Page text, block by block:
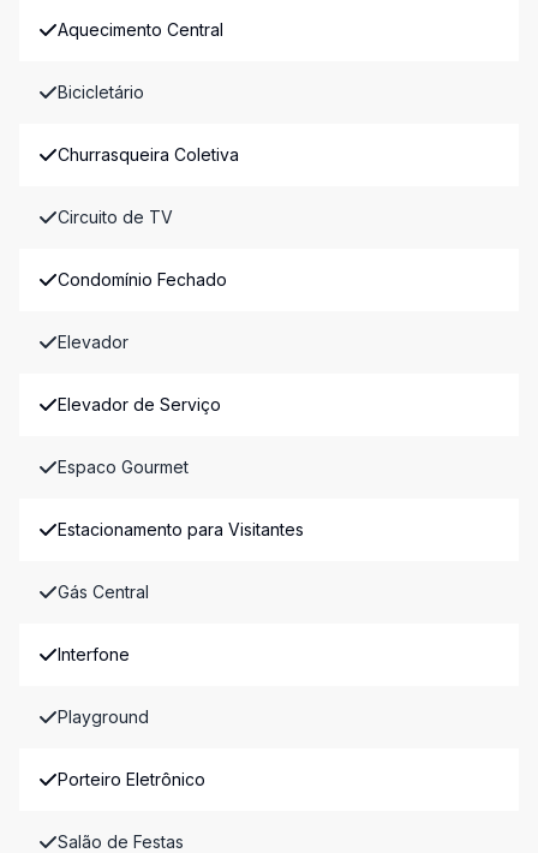
Aquecimento Central
Bicicletário
Churrasqueira Coletiva
Circuito de TV
Condomínio Fechado
Elevador
Elevador de Serviço
Espaco Gourmet
Estacionamento para Visitantes
Gás Central
Interfone
Playground
Porteiro Eletrônico
Salão de Festas